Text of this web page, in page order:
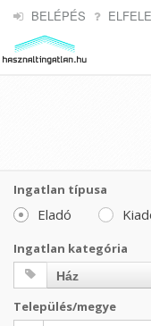
BELÉPÉS
Ingatlan típusa
Eladó
Ingatlan kategória
Ház
Település/megye